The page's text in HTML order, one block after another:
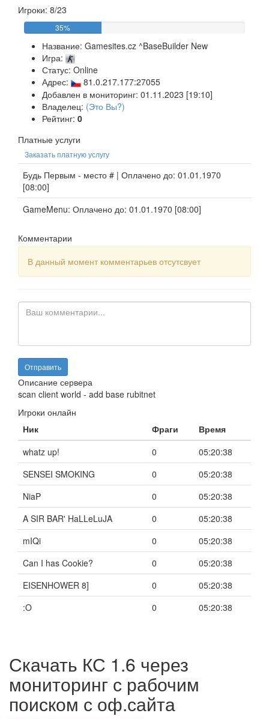
Игроки: 8/23
35%
Название: Gamesites.cz ^BaseBuilder New
Игра:
Статус: Online
Адрес:
81.0.217.177:27055
Добавлен в мониторинг: 01.11.2023 [19:10]
Владелец: (Это Вы?)
Рейтинг: 0
Платные услуги
Заказать платную услугу
Будь Первым - место # | Оплачено до: 01.01.1970
[08:00]
GameMenu: Оплачено до: 01.01.1970 [08:00]
Комментарии
В данный момент комментарьев отсутсвует
Описание сервера
scan client world - add base rubitnet
Игроки онлайн
Ник
Фраги
Время
whatz up!
0
05:20:38
SENSEI SMOKING
0
05:20:38
NiaP
0
05:20:38
A SIR BAR' HaLLeLuJA
0
05:20:38
mIQi
0
05:20:38
Can I has Cookie?
0
05:20:38
EISENHOWER 8]
0
05:20:38
:O
0 05:20:38
Скачать КС 1.6 через
мониторинг с рабочим
поиском с оф.сайта